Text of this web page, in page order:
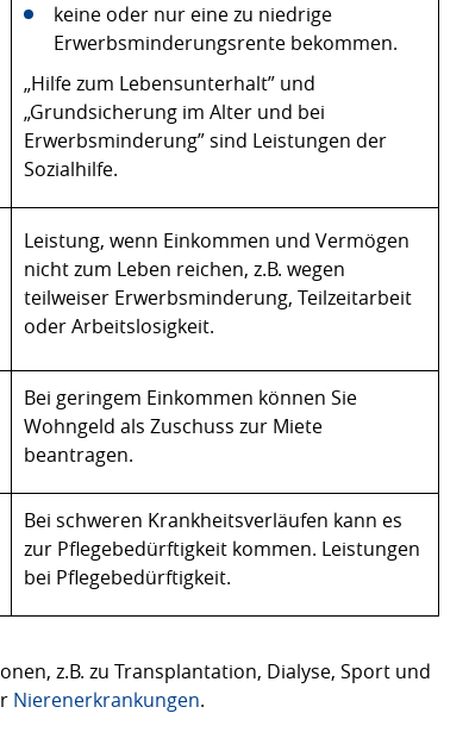
keine oder nur eine zu niedrige
Erwerbsminderungsrente bekommen.
„Hilfe zum Lebensunterhalt” und
„Grundsicherung im Alter und bei
Erwerbsminderung” sind Leistungen der
Sozialhilfe.
Leistung, wenn Einkommen und Vermögen
nicht zum Leben reichen, z.B. wegen
teilweiser Erwerbsminderung, Teilzeitarbeit
oder Arbeitslosigkeit.
Bei geringem Einkommen können Sie
Wohngeld als Zuschuss zur Miete
beantragen.
Bei schweren Krankheitsverläufen kann es
zur Pflegebedürftigkeit kommen. Leistungen
bei Pflegebedürftigkeit.
z.B. zu Transplantation, Dialyse, Sport und
Nierenerkrankungen.